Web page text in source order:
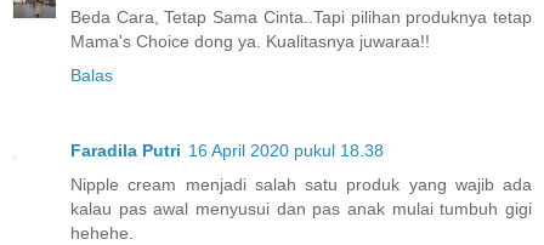
Beda Cara, Tetap Sama Cinta..Tapi pilihan produknya tetap
Mama's Choice dong ya. Kualitasnya juwaraa!!
Balas
Faradila Putri 16 April 2020 pukul 18.38
Nipple cream menjadi salah satu produk yang wajib ada
kalau pas awal menyusui dan pas anak mulai tumbuh gigi
hehehe.